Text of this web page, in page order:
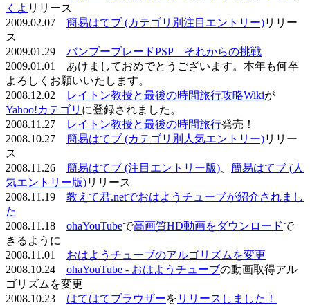
くよ リリース
2009.02.07 簡易はてブ (カテゴリ別注目エントリー)リリー
ス
2009.01.29 バンブーブレードPSP それからの挑戦
2009.01.01 あけましておめでとうございます。本年も何卒
よろしくお願いいたします。
2008.12.02
レイトン教授と最後の時間旅行攻略Wikiが
Yahoo!カテゴリ に登録されました。
2008.11.27
レイトン教授と最後の時間旅行発売！
2008.10.27 簡易はてブ (カテゴリ別人気エントリー)リリー
ス
2008.11.26 簡易はてブ (注目エントリー版)
簡易はてブ (人
気エントリー版)リリース
2008.11.19 教えて君.netでおはようチューブが紹介されまし
た
2008.11.18 ohaYouTubeで高画質HD動画をダウンロードで
きるように
2008.11.01 おはようチューブのアルゴリズムを変更
2008.10.24 ohaYouTube - おはようチューブの動画取得アル
ゴリズムを変更
2008.10.23 はてはてブラウザーを リリースしました！